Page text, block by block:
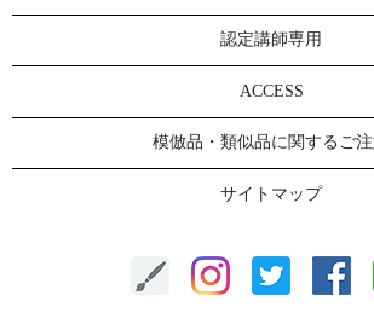
認定講師専用
ACCESS
模倣品・類似品に関するご
サイトマップ